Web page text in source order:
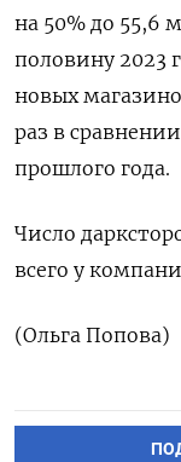
на 50% до 55,6
половину 2023
новых
раз в
прошлого года.
Число
всего у
(Ольга Попова)